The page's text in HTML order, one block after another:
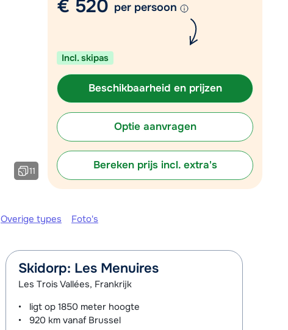
Plan een terugbelverzoek
Chat met wintersportspecialist
Bel ons via 03 3037838
11
€ 520 per persoon
Incl. skipas
Beschikbaarheid en prijzen
Optie aanvragen
Bereken prijs incl. extra's
Overige types Foto's
Skidorp: Les Menuires
Les Trois Vallées, Frankrijk
ligt op1850 meter hoogte
920 km vanaf Brussel